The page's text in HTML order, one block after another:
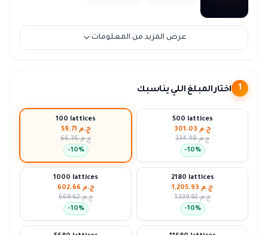
عرض المزيد من المعلومات
1 اختار المبلغ اللي يناسبك
100 lattices
ج.م 59.71
ج.م 66.36
-10%
500 lattices
ج.م 301.03
ج.م 334.48
-10%
1000 lattices
ج.م 602.66
ج.م 669.62
-10%
2180 lattices
ج.م 1,205.93
ج.م 1,339.92
-10%